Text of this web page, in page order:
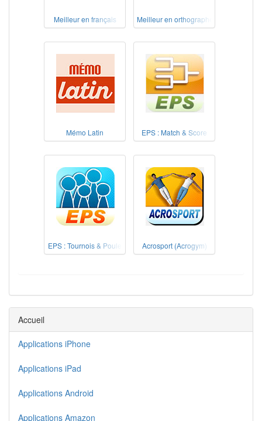
Meilleur en français Meilleur en orthographe
Mémo Latin EPS : Match & Score
EPS : Tournois & Poule Acrosport (Acrogym)
Accueil
Applications iPhone
Applications iPad
Applications Android
Applications Amazon